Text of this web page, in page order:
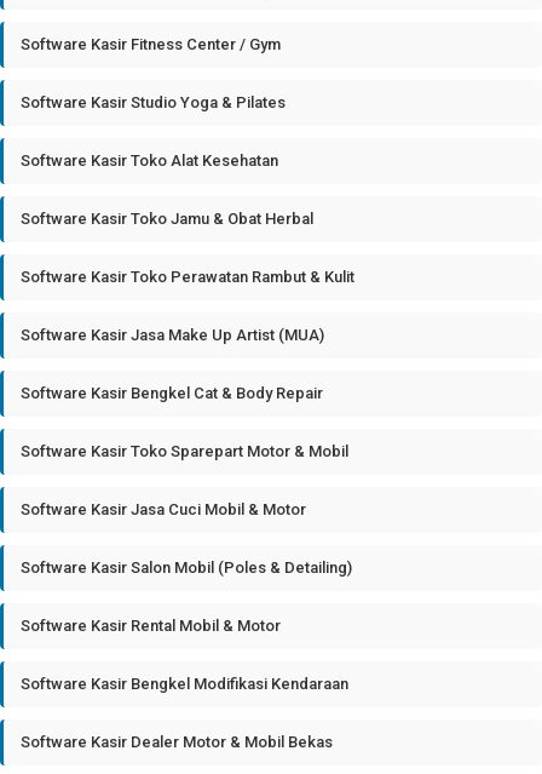
Software Kasir Fitness Center / Gym
Software Kasir Studio Yoga & Pilates
Software Kasir Toko Alat Kesehatan
Software Kasir Toko Jamu & Obat Herbal
Software Kasir Toko Perawatan Rambut & Kulit
Software Kasir Jasa Make Up Artist (MUA)
Software Kasir Bengkel Cat & Body Repair
Software Kasir Toko Sparepart Motor & Mobil
Software Kasir Jasa Cuci Mobil & Motor
Software Kasir Salon Mobil (Poles & Detailing)
Software Kasir Rental Mobil & Motor
Software Kasir Bengkel Modifikasi Kendaraan
Software Kasir Dealer Motor & Mobil Bekas